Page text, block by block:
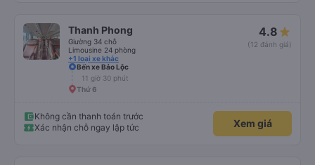
Thanh Phong
Giường 34 chỗ
Limousine 24 phòng
+1 loại xe khác
4.8
(12 đánh giá)
Bến xe Bảo Lộc
11 giờ 30 phút
Thứ 6
Không cần thanh toán trước
Xác nhận chỗ ngay lập tức
Xem giá